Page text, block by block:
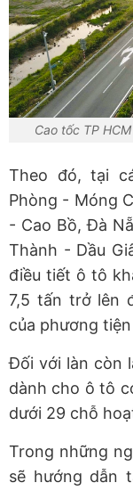
Cao tốc TP
Theo đó, tại
Phòng - Móng
- Cao Bồ, Đà
Thành - Dầu
điều tiết ô tô
7,5 tấn trở lên
của phương
Đối với làn còn
dành cho ô tô
dưới 29 chỗ
Trong những
sẽ hướng dẫn